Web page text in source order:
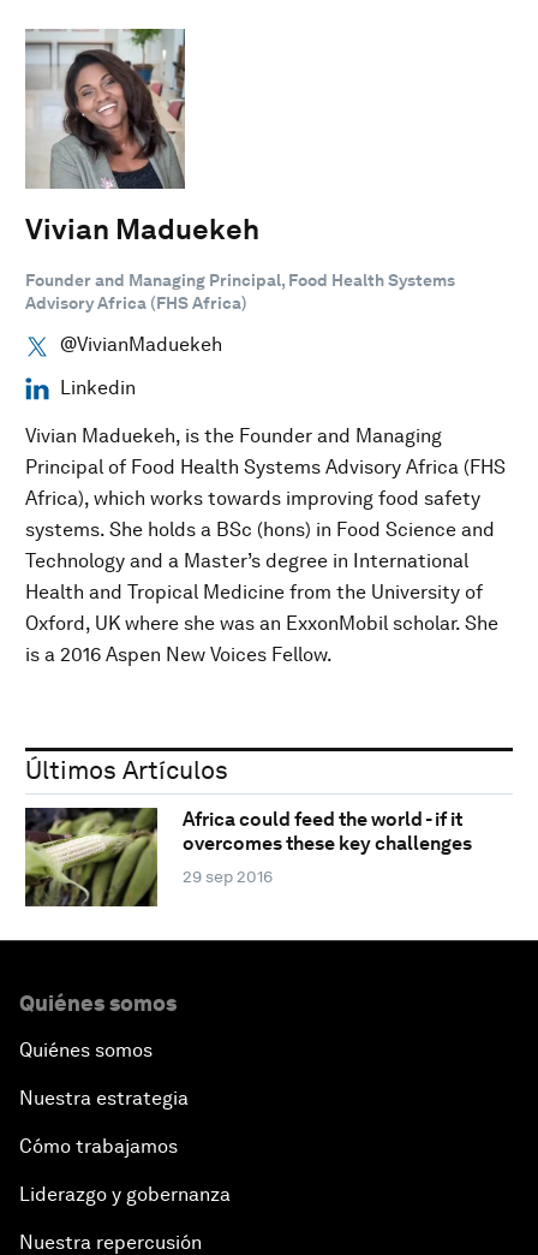
Vivian Maduekeh
Founder and Managing Principal, Food Health Systems
Advisory Africa (FHS Africa)
@VivianMaduekeh
Linkedin
Vivian Maduekeh, is the Founder and Managing
Principal of Food Health Systems Advisory Africa (FHS
Africa), which works towards improving food safety
systems. She holds a BSc (hons) in Food Science and
Technology and a Master’s degree in International
Health and Tropical Medicine from the University of
Oxford, UK where she was an ExxonMobil scholar. She
is a 2016 Aspen New Voices Fellow.
Últimos Artículos
Africa could feed the world - if it
overcomes these key challenges
29 sep 2016
Quiénes somos
Quiénes somos
Nuestra estrategia
Cómo trabajamos
Liderazgo y gobernanza
Nuestra repercusión